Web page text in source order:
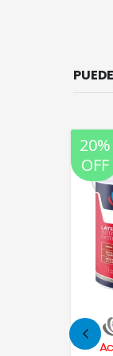
20%
OFF